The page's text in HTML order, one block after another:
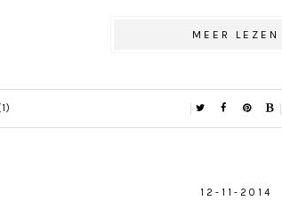
MEER LEZEN
12-11-2014